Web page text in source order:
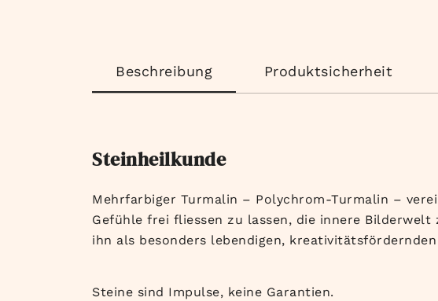
Beschreibung Produktsicherheit
Steinheilkunde
Mehrfarbiger Turmalin – Polychrom-Turmalin –
Gefühle frei fliessen zu lassen, die innere
ihn als besonders lebendigen, kreativitätsfördernden
Steine sind Impulse, keine Garantien.